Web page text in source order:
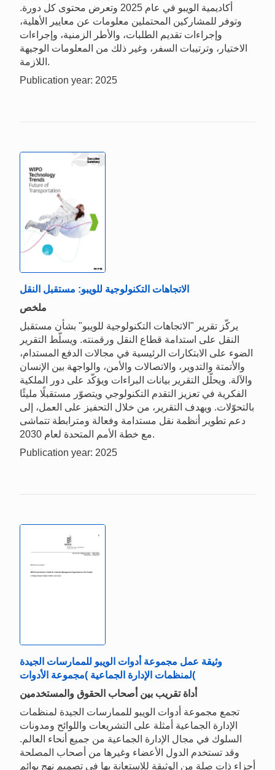
أكاديمية الويبو في عام 2025 وتعرض محتوى كل دورة.
وتوفر للمشاركين المحتملين معلومات عن معايير الأهلية،
وإجراءات تقديم الطلبات، والأطر الزمنية، وإجراءات
الاختيار، وترتيبات السفر، وغير ذلك من المعلومات الوجيهة
اللازمة.
Publication year: 2025
الاتجاهات التكنولوجية للويبو: مستقبل النقل
ملخص
يركّز تقرير "الاتجاهات التكنولوجية للويبو" بشأن مستقبل
النقل على استدامة قطاع النقل ورقمنته. ويسلّط التقرير
الضوء على الابتكارات الرئيسية في مجالات الدفع المستدام،
والأتمتة والتدوير، والاتصالات والأمن، والواجهة بين الإنسان
والآلة. ويحلّل التقرير بيانات البراءات ويؤكّد على دور الملكية
الفكرية في تعزيز التقدم التكنولوجي ويتصوّر مستقبلًا مليئًا
بالتحوّلات. ويهدف التقرير، من خلال التحفيز على العمل، إلى
دعم تطوير أنظمة نقل مستدامة وفعالة ومترابطة تتماشى
مع خطة الأمم المتحدة لعام 2030.
Publication year: 2025
وثيقة عمل مجموعة أدوات الويبو للممارسات الجيدة
لمنظمات الإدارة الجماعية )مجموعة الأدوات(
أداة تقريب بين أصحاب الحقوق والمستخدمين
تجمع مجموعة أدوات الويبو للممارسات الجيدة لمنظمات
الإدارة الجماعية أمثلة على التشريعات واللوائح ومدونات
السلوك في مجال الإدارة الجماعية من جميع أنحاء العالم.
وقد تستخدم الدول الأعضاء وغيرها من أصحاب المصلحة
أجزاء ذات صلة من الوثيقة للاستعانة بها في تصميم نهج يوائم